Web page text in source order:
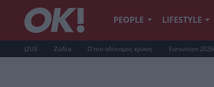
PEOPLE LIFESTYLE
J2US Ζώδια Ο πιο αδύναμος κρίκος Eurovision 2026